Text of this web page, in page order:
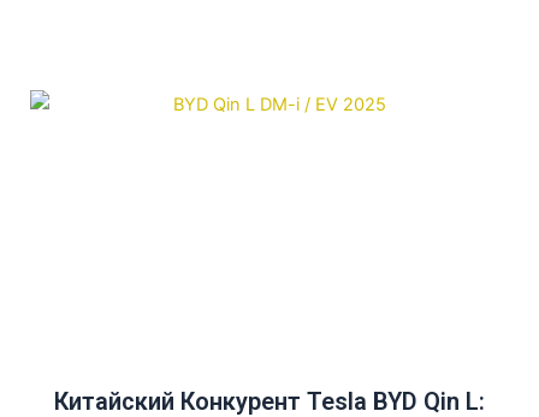
Китайский Конкурент Tesla BYD Qin L: